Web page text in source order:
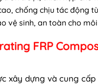
chống chịu tác động
vệ sinh, an toàn cho
FRP
xây dựng và cung